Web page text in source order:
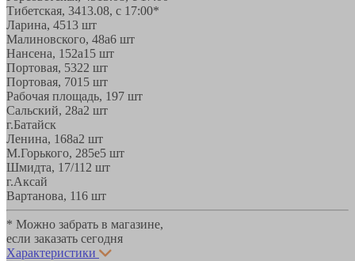
Тибетская, 3413.08, с 17:00*
Ларина, 4513 шт
Малиновского, 48а6 шт
Нансена, 152а15 шт
Портовая, 5322 шт
Портовая, 7015 шт
Рабочая площадь, 197 шт
Сальский, 28a2 шт
г.Батайск
Ленина, 168а2 шт
М.Горького, 285е5 шт
Шмидта, 17/112 шт
г.Аксай
Вартанова, 116 шт
* Можно забрать в магазине,
если заказать сегодня
Характеристики